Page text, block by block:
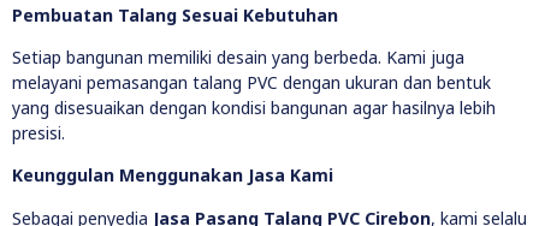
Pembuatan Talang Sesuai Kebutuhan
Setiap bangunan memiliki desain yang berbeda. Kami juga
melayani pemasangan talang PVC dengan ukuran dan bentuk
yang disesuaikan dengan kondisi bangunan agar hasilnya lebih
presisi.
Keunggulan Menggunakan Jasa Kami
Sebagai penyedia Jasa Pasang Talang PVC Cirebon, kami selalu